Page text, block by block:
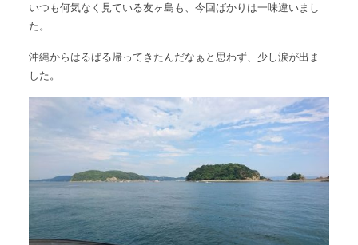
いつも何気なく見ている友ヶ島も、今回ばかりは一味違いまし
た。
沖縄からはるばる帰ってきたんだなぁと思わず、少し涙が出ま
した。